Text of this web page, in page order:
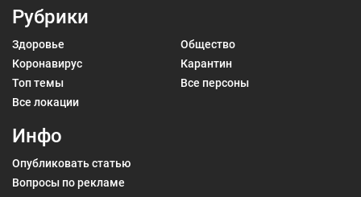
Рубрики
Здоровье
Общество
Коронавирус
Карантин
Топ темы
Все персоны
Все локации
Инфо
Опубликовать статью
Вопросы по рекламе